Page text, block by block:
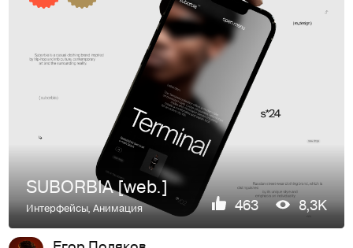
SUBORBIA [web.]
Интерфейсы,Анимация 463 8,3K